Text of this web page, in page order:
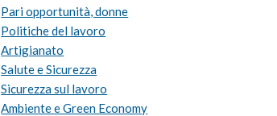
Pari opportunità, donne
Politiche del lavoro
Artigianato
Salute e Sicurezza
Sicurezza sul lavoro
Ambiente e Green Economy